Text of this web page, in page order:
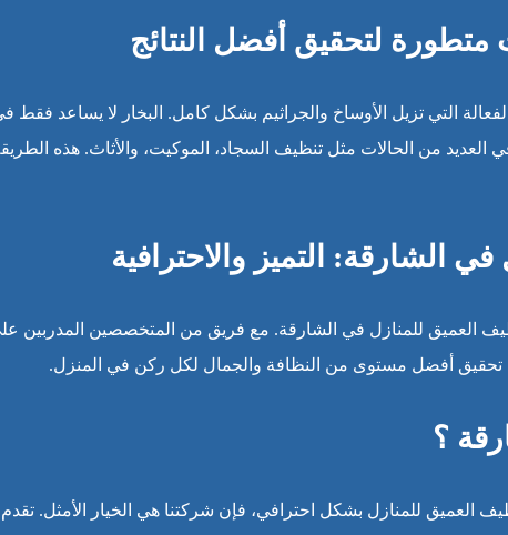
متطورة لتحقيق أفضل النتائج
التي تزيل الأوساخ والجراثيم بشكل كامل. البخار لا يساعد فقط
من الحالات مثل تنظيف السجاد، الموكيت، والأثاث. هذه
الشارقة: التميز والاحترافية
العميق للمنازل في الشارقة. مع فريق من المتخصصين المدربين
تحقيق أفضل مستوى من النظافة والجمال لكل ركن في المنزل.
؟
للمنازل بشكل احترافي، فإن شركتنا هي الخيار الأمثل. تقدم